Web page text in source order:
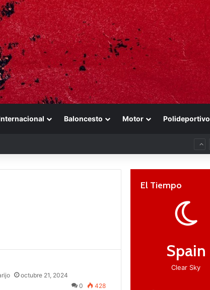
Baloncesto Motor Polideportivo
octubre 21, 2024
0
428
El Tiempo
Spain
Clear Sky